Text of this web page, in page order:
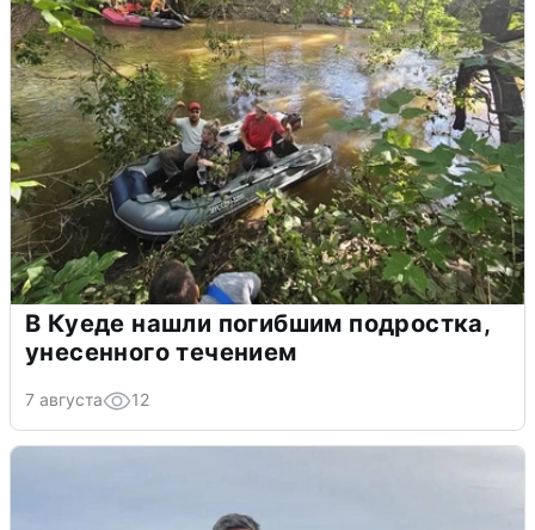
В Куеде нашли погибшим подростка,
унесенного течением
7 августа 12